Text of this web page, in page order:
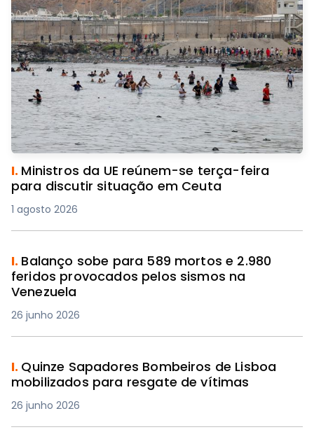
I. Ministros da UE reúnem-se terça-feira
para discutir situação em Ceuta
1 agosto 2026
I. Balanço sobe para 589 mortos e 2.980
feridos provocados pelos sismos na
Venezuela
26 junho 2026
I. Quinze Sapadores Bombeiros de Lisboa
mobilizados para resgate de vítimas
26 junho 2026